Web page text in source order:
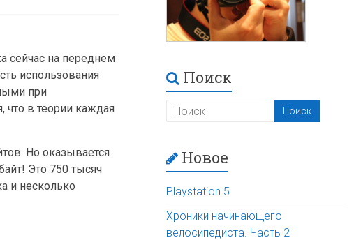
сейчас на переднем
использования
при
в теории каждая
Но оказывается
Это 750 тысяч
и несколько
Поиск
Новое
Playstation 5
Хроники начинающего
велосипедиста. Часть 2